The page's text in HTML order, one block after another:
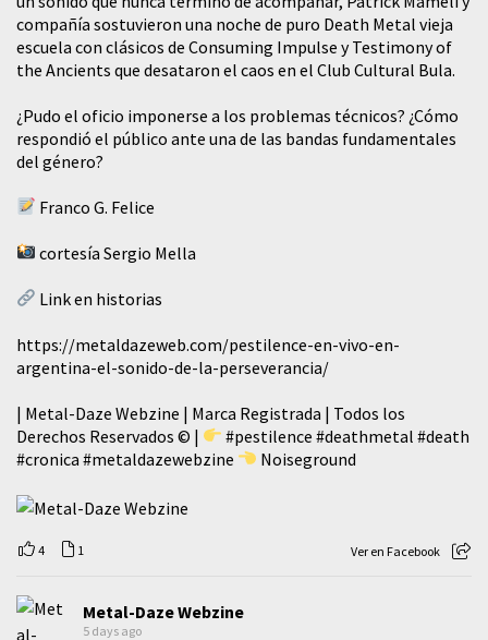
compañía sostuvieron una noche de puro Death Metal vieja
escuela con clásicos de Consuming Impulse y Testimony of
the Ancients que desataron el caos en el Club Cultural Bula.
¿Pudo el oficio imponerse a los problemas técnicos? ¿Cómo
respondió el público ante una de las bandas fundamentales
del género?
Franco G. Felice
cortesía Sergio Mella
Link en historias
https://metaldazeweb.com/pestilence-en-vivo-en-
argentina-el-sonido-de-la-perseverancia/
| Metal-Daze Webzine | Marca Registrada | Todos los
Derechos Reservados © |
#pestilence #deathmetal #death
#cronica #metaldazewebzine Noiseground
4 1 Ver en Facebook
Metal-Daze Webzine
5 days ago